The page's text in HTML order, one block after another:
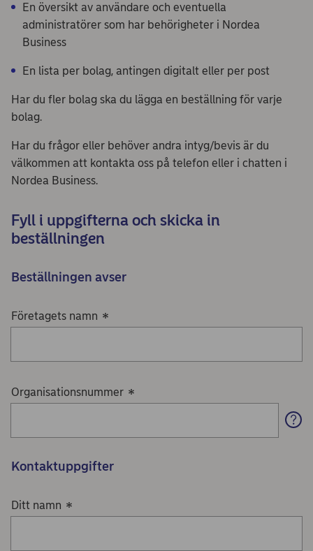
En översikt av användare och eventuella
administratörer som har behörigheter i Nordea
Business
En lista per bolag, antingen digitalt eller per post
Har du fler bolag ska du lägga en beställning för varje
bolag.
Har du frågor eller behöver andra intyg/bevis är du
välkommen att kontakta oss på telefon eller i chatten i
Nordea Business.
Fyll i uppgifterna och skicka in
beställningen
Beställningen avser
Företagets namn *
Organisationsnummer *
Kontaktuppgifter
Ditt namn *